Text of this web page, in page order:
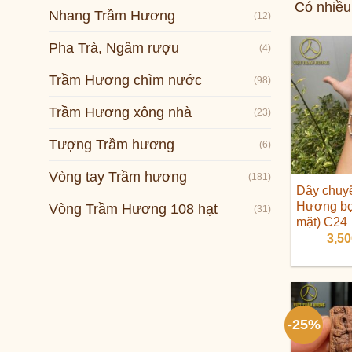
Nhang Trầm Hương (12)
Pha Trà, Ngâm rượu (4)
Trầm Hương chìm nước (98)
Trầm Hương xông nhà (23)
Tượng Trầm hương (6)
Vòng tay Trầm hương (181)
Vòng Trầm Hương 108 hạt (31)
Có
Dây
Hương
mặt) C24
-25%